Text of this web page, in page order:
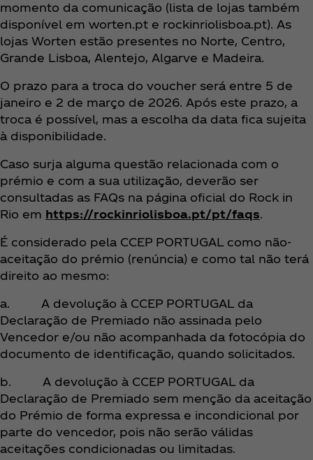
momento da comunicação (lista de lojas também
disponível em worten.pt e rockinriolisboa.pt). As
lojas Worten estão presentes no Norte, Centro,
Grande Lisboa, Alentejo, Algarve e Madeira.
O prazo para a troca do voucher será entre 5 de
janeiro e 2 de março de 2026. Após este prazo, a
troca é possível, mas a escolha da data fica sujeita
à disponibilidade.
Caso surja alguma questão relacionada com o
prémio e com a sua utilização, deverão ser
consultadas as FAQs na página oficial do Rock in
Rio em https://rockinriolisboa.pt/pt/faqs.
É considerado pela CCEP PORTUGAL como não-
aceitação do prémio (renúncia) e como tal não terá
direito ao mesmo:
a. A devolução à CCEP PORTUGAL da
Declaração de Premiado não assinada pelo
Vencedor e/ou não acompanhada da fotocópia do
documento de identificação, quando solicitados.
b. A devolução à CCEP PORTUGAL da
Declaração de Premiado sem menção da aceitação
do Prémio de forma expressa e incondicional por
parte do vencedor, pois não serão válidas
aceitações condicionadas ou limitadas.